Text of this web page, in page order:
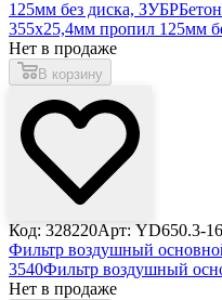
125мм без диска, ЗУБР
355х25,4мм пропил 125мм
Нет в продаже
В корзину
Код: 328220Арт: YD650.3-
Фильтр воздушный
3540Фильтр воздушный
Нет в продаже